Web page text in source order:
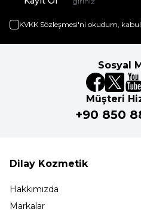
KVKK Sözleşmesi'ni okudum,
Sosyal
Müşteri
+90 850
Dilay Kozmetik
Hakkımızda
Markalar